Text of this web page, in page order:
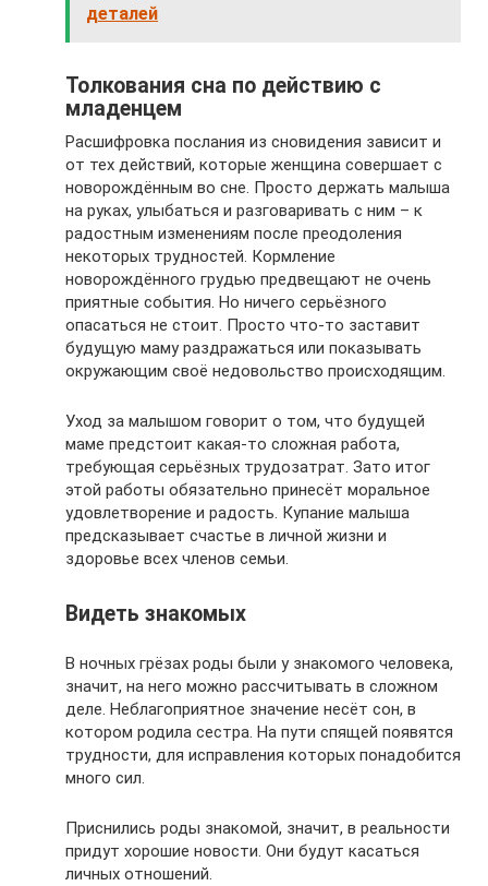
деталей
Толкования сна по действию с
младенцем
Расшифровка послания из сновидения зависит и
от тех действий, которые женщина совершает с
новорождённым во сне. Просто держать малыша
на руках, улыбаться и разговаривать с ним – к
радостным изменениям после преодоления
некоторых трудностей. Кормление
новорождённого грудью предвещают не очень
приятные события. Но ничего серьёзного
опасаться не стоит. Просто что-то заставит
будущую маму раздражаться или показывать
окружающим своё недовольство происходящим.
Уход за малышом говорит о том, что будущей
маме предстоит какая-то сложная работа,
требующая серьёзных трудозатрат. Зато итог
этой работы обязательно принесёт моральное
удовлетворение и радость. Купание малыша
предсказывает счастье в личной жизни и
здоровье всех членов семьи.
Видеть знакомых
В ночных грёзах роды были у знакомого человека,
значит, на него можно рассчитывать в сложном
деле. Неблагоприятное значение несёт сон, в
котором родила сестра. На пути спящей появятся
трудности, для исправления которых понадобится
много сил.
Приснились роды знакомой, значит, в реальности
придут хорошие новости. Они будут касаться
личных отношений.